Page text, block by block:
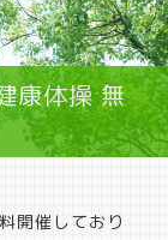
康体操 無
開催しており